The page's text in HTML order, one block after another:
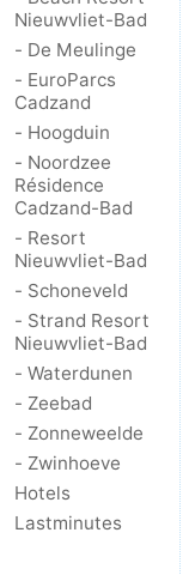
Nieuwvliet-Bad
- De Meulinge
- EuroParcs
Cadzand
- Hoogduin
- Noordzee
Résidence
Cadzand-Bad
- Resort
Nieuwvliet-Bad
- Schoneveld
- Strand Resort
Nieuwvliet-Bad
- Waterdunen
- Zeebad
- Zonneweelde
- Zwinhoeve
Hotels
Lastminutes